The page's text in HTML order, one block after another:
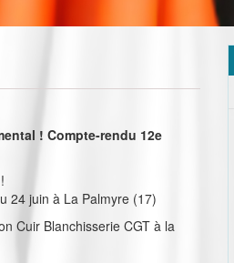
! Compte-rendu 12e
24 juin à La Palmyre (17)
Cuir Blanchisserie CGT à la